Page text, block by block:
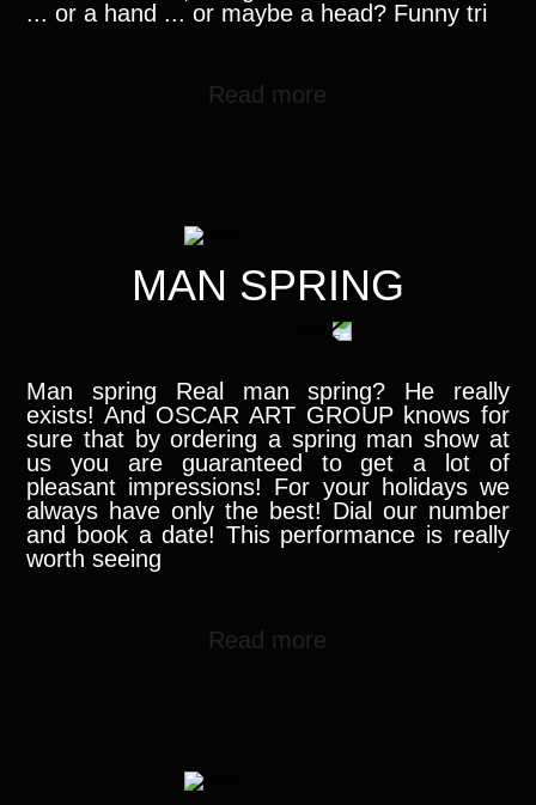
... or a hand ... or maybe a head? Funny tri
Read more
MAN SPRING
Man spring Real man spring? He really
exists! And OSCAR ART GROUP knows for
sure that by ordering a spring man show at
us you are guaranteed to get a lot of
pleasant impressions! For your holidays we
always have only the best! Dial our number
and book a date! This performance is really
worth seeing
Read more